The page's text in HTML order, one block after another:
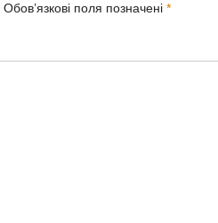
Обов’язкові поля позначені *